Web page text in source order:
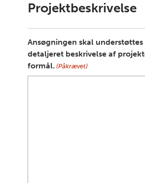
Projektbeskrivelse
Ansøgningen skal understøttes
detaljeret beskrivelse af
formål. (Påkrævet)